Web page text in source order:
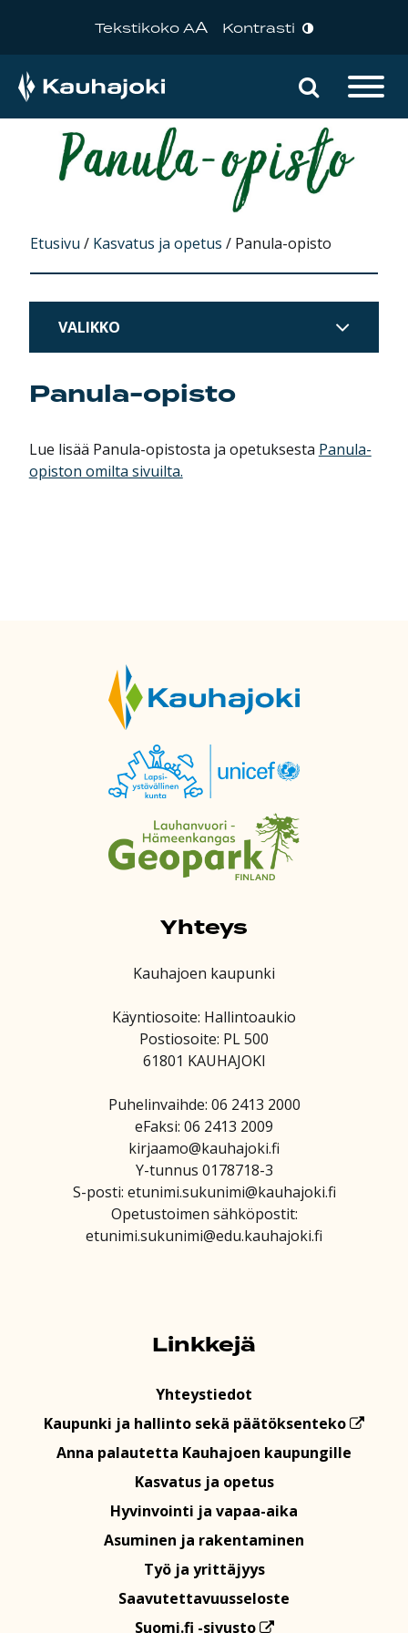
Tekstikoko AA Kontrasti
Päävalikko Hae
Etusivu / Kasvatus ja opetus / Panula-opisto
VALIKKO
Panula-opisto
Lue lisää Panula-opistosta ja opetuksesta Panula-
opiston omilta sivuilta.
Yhteys
Kauhajoen kaupunki
Käyntiosoite: Hallintoaukio
Postiosoite: PL 500
61801 KAUHAJOKI
Puhelinvaihde: 06 2413 2000
eFaksi: 06 2413 2009
kirjaamo@kauhajoki.fi
Y-tunnus 0178718-3
S-posti: etunimi.sukunimi@kauhajoki.fi
Opetustoimen sähköpostit:
etunimi.sukunimi@edu.kauhajoki.fi
Linkkejä
Yhteystiedot
Kaupunki ja hallinto sekä päätöksenteko
Anna palautetta Kauhajoen kaupungille
Kasvatus ja opetus
Hyvinvointi ja vapaa-aika
Asuminen ja rakentaminen
Työ ja yrittäjyys
Saavutettavuusseloste
Suomi.fi -sivusto